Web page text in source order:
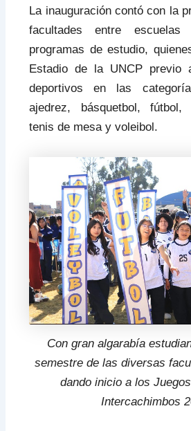
La inauguración contó con la
facultades entre escuelas
programas de estudio,
Estadio de la UNCP previo
deportivos en las
ajedrez, básquetbol, fútbol,
tenis de mesa y voleibol.
Con gran algarabía
semestre de las diversas
dando inicio a los
Intercachimbos